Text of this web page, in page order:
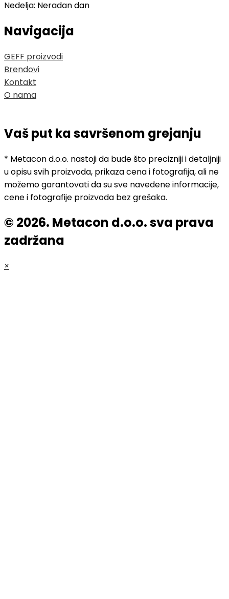
Nedelja: Neradan dan
Navigacija
GEFF proizvodi
Brendovi
Kontakt
O nama
Vaš put ka savršenom grejanju
* Metacon d.o.o. nastoji da bude što precizniji i detaljniji
u opisu svih proizvoda, prikaza cena i fotografija, ali ne
možemo garantovati da su sve navedene informacije,
cene i fotografije proizvoda bez grešaka.
© 2026. Metacon d.o.o. sva prava
zadržana
×